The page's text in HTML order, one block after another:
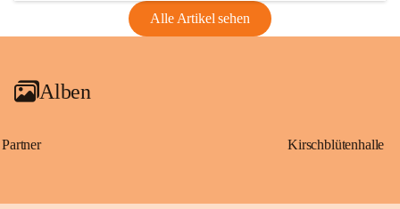
Alle Artikel sehen
Alben
Partner Kirschblütenhalle